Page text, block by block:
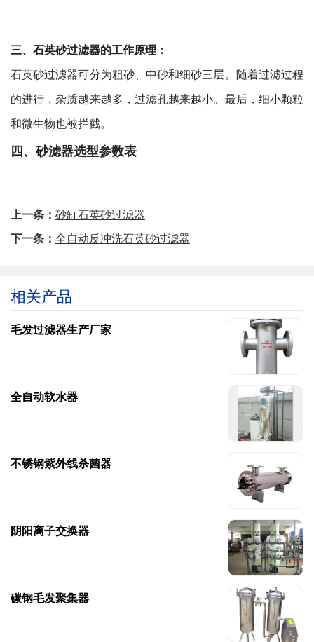
三、石英砂过滤器的工作原理：
石英砂过滤器可分为粗砂、中砂和细砂三层。随着过滤过程
的进行，杂质越来越多，过滤孔越来越小。最后，细小颗粒
和微生物也被拦截。
四、砂滤器选型参数表
上一条： 砂缸石英砂过滤器
下一条： 全自动反冲洗石英砂过滤器
相关产品
毛发过滤器生产厂家
全自动软水器
不锈钢紫外线杀菌器
阴阳离子交换器
碳钢毛发聚集器